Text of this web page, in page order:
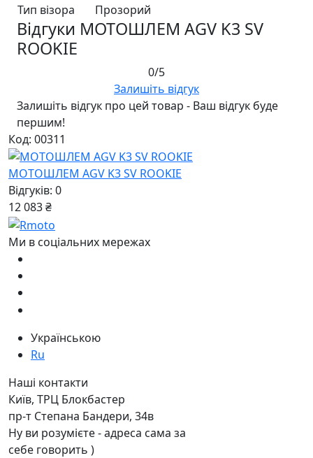
Тип візора
Прозорий
Відгуки МОТОШЛЕМ AGV K3 SV
ROOKIE
0/5
Залишіть відгук
Залишіть відгук про цей товар - Ваш відгук буде
першим!
Код: 00311
МОТОШЛЕМ AGV K3 SV ROOKIE
Відгуків: 0
12 083 ₴
Ми в соціальних мережах
Українською
Ru
Наші контакти
Київ, ТРЦ Блокбастер
пр-т Степана Бандери, 34в
Ну ви розумієте - адреса сама за
себе говорить )